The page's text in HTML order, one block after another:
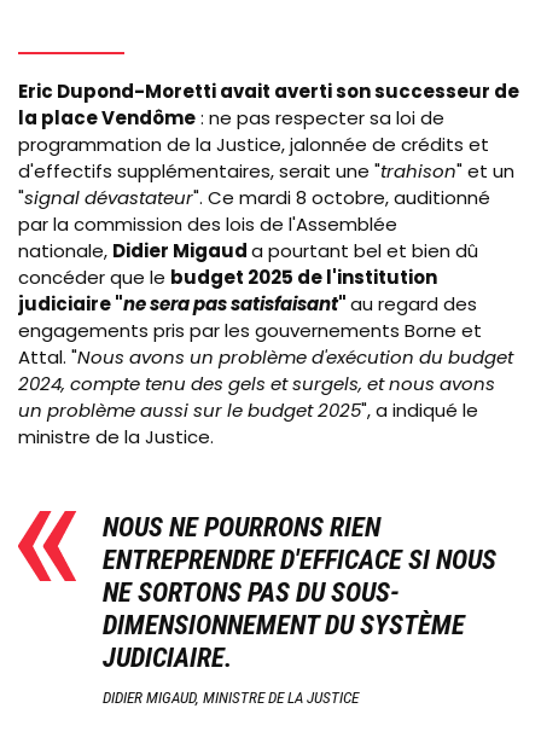
Eric Dupond-Moretti avait averti son successeur de
la place Vendôme: ne pas respecter sa loi de
programmation de la Justice, jalonnée de crédits et
d'effectifs supplémentaires, serait une "trahison" et un
"signal dévastateur". Ce mardi 8 octobre, auditionné
par la commission des lois de l'Assemblée
nationale, Didier Migauda pourtant bel et bien dû
concéder que le budget 2025 de l'institution
judiciaire "ne sera pas satisfaisant"au regard des
engagements pris par les gouvernements Borne et
Attal. "Nous avons un problème d'exécution du budget
2024, compte tenu des gels et surgels, et nous avons
un problème aussi sur le budget 2025", a indiqué le
ministre de la Justice.
NOUS NE POURRONS RIEN
ENTREPRENDRE D'EFFICACE SI NOUS
NE SORTONS PAS DU SOUS-
DIMENSIONNEMENT DU SYSTÈME
JUDICIAIRE.
DIDIER MIGAUD, MINISTRE DE LA JUSTICE